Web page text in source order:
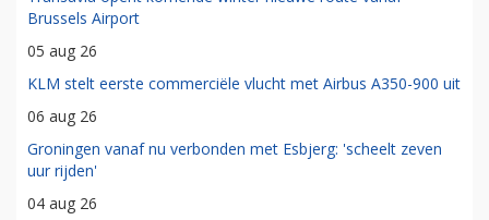
Brussels Airport
05 aug 26
KLM stelt eerste commerciële vlucht met Airbus A350-900 uit
06 aug 26
Groningen vanaf nu verbonden met Esbjerg: 'scheelt zeven
uur rijden'
04 aug 26